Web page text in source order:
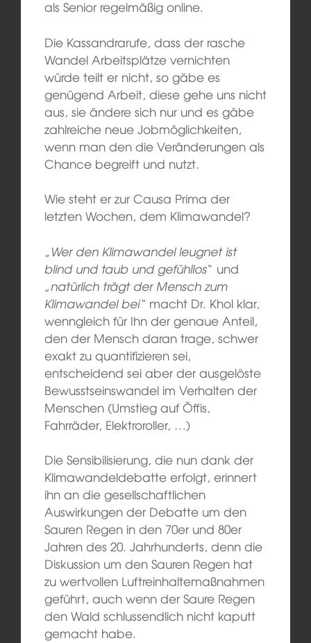
als Senior regelmäßig online.
Die Kassandrarufe, dass der rasche
Wandel Arbeitsplätze vernichten
würde teilt er nicht, so gäbe es
genügend Arbeit, diese gehe uns nicht
aus, sie ändere sich nur und es gäbe
zahlreiche neue Jobmöglichkeiten,
wenn man den die Veränderungen als
Chance begreift und nutzt.
Wie steht er zur Causa Prima der
letzten Wochen, dem Klimawandel?
„Wer den Klimawandel leugnet ist
blind und taub und gefühllos“ und
„natürlich trägt der Mensch zum
Klimawandel bei“ macht Dr. Khol klar,
wenngleich für Ihn der genaue Anteil,
den der Mensch daran trage, schwer
exakt zu quantifizieren sei,
entscheidend sei aber der ausgelöste
Bewusstseinswandel im Verhalten der
Menschen (Umstieg auf Öffis,
Fahrräder, Elektroroller, …)
Die Sensibilisierung, die nun dank der
Klimawandeldebatte erfolgt, erinnert
ihn an die gesellschaftlichen
Auswirkungen der Debatte um den
Sauren Regen in den 70er und 80er
Jahren des 20. Jahrhunderts, denn die
Diskussion um den Sauren Regen hat
zu wertvollen Luftreinhaltemaßnahmen
geführt, auch wenn der Saure Regen
den Wald schlussendlich nicht kaputt
gemacht habe.